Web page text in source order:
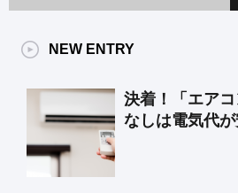
NEW ENTRY
決着！「エア
なしは電気代が